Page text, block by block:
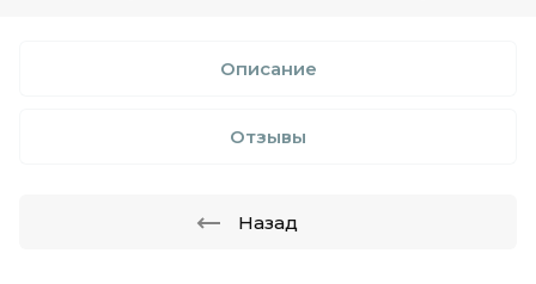
Описание
Отзывы
Назад